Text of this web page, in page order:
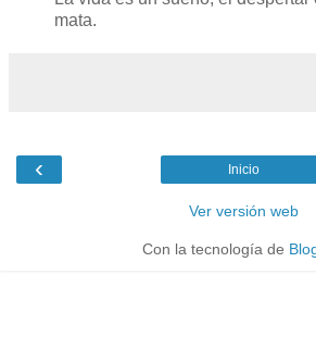
mata.
‹ Inicio
Ver versión web
Con la tecnología de